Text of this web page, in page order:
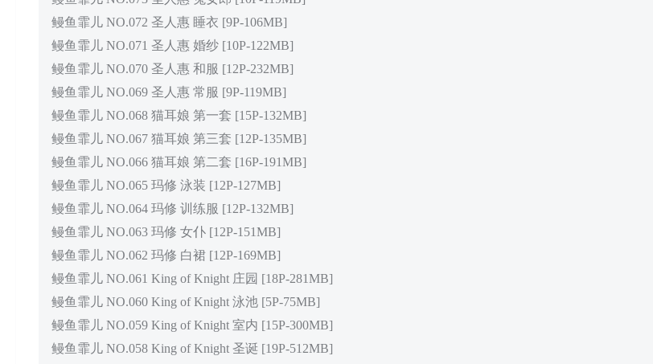
鳗鱼霏儿 NO.072 圣人惠 睡衣 [9P-106MB]
鳗鱼霏儿 NO.071 圣人惠 婚纱 [10P-122MB]
鳗鱼霏儿 NO.070 圣人惠 和服 [12P-232MB]
鳗鱼霏儿 NO.069 圣人惠 常服 [9P-119MB]
鳗鱼霏儿 NO.068 猫耳娘 第一套 [15P-132MB]
鳗鱼霏儿 NO.067 猫耳娘 第三套 [12P-135MB]
鳗鱼霏儿 NO.066 猫耳娘 第二套 [16P-191MB]
鳗鱼霏儿 NO.065 玛修 泳装 [12P-127MB]
鳗鱼霏儿 NO.064 玛修 训练服 [12P-132MB]
鳗鱼霏儿 NO.063 玛修 女仆 [12P-151MB]
鳗鱼霏儿 NO.062 玛修 白裙 [12P-169MB]
鳗鱼霏儿 NO.061 King of Knight 庄园 [18P-281MB]
鳗鱼霏儿 NO.060 King of Knight 泳池 [5P-75MB]
鳗鱼霏儿 NO.059 King of Knight 室内 [15P-300MB]
鳗鱼霏儿 NO.058 King of Knight 圣诞 [19P-512MB]